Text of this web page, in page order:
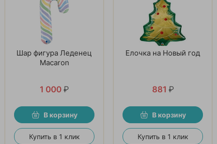
Шар фигура Леденец
Macaron
1 000 ₽
В корзину
Купить в 1 клик
Елочка на Новый год
881 ₽
В корзину
Купить в 1 клик